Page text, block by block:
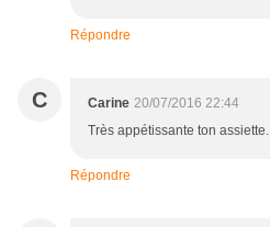
Répondre
C Carine 20/07/2016 22:44
Très appétissante ton assiette.
Répondre